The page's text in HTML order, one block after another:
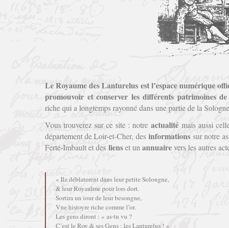
Le Royaume des Lanturelus est l’espace numérique
promouvoir et conserver les différents patrimoines
riche qui a longtemps rayonné dans une partie de la
Vous trouverez sur ce site : notreactualité mais aussi
département de Loir-et-Cher, des informationssur notre
Ferté-Imbault et des lienset un annuairevers les autres
« Ilz déblaterent dans leur petite Solongne,
& leur Royaulme pour lors dort.
Sortira un iour de leur besongne,
Vne histoyre riche comme l’or.
Les gens diront : « as-tu vu ?
C’est le Roy & ses Gens : les Lanturelus ! »